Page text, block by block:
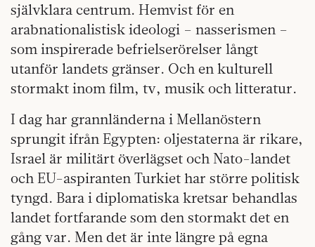
självklara centrum. Hemvist för en
arabnationalistisk ideologi – nasserismen –
som inspirerade befrielserörelser långt
utanför landets gränser. Och en kulturell
stormakt inom film, tv, musik och litteratur.
I dag har grannländerna i Mellanöstern
sprungit ifrån Egypten: oljestaterna är rikare,
Israel är militärt överlägset och Nato-landet
och EU-aspiranten Turkiet har större politisk
tyngd. Bara i diplomatiska kretsar behandlas
landet fortfarande som den stormakt det en
gång var. Men det är inte längre på egna